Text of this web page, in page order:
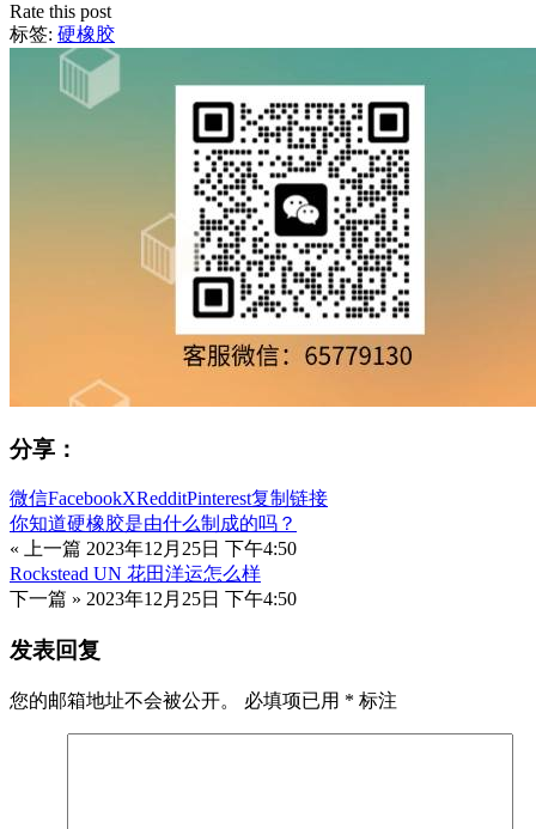
Rate this post
标签: 硬橡胶
分享：
微信FacebookXRedditPinterest复制链接
你知道硬橡胶是由什么制成的吗？
« 上一篇 2023年12月25日 下午4:50
Rockstead UN 花田洋运怎么样
下一篇 » 2023年12月25日 下午4:50
发表回复
您的邮箱地址不会被公开。 必填项已用 * 标注